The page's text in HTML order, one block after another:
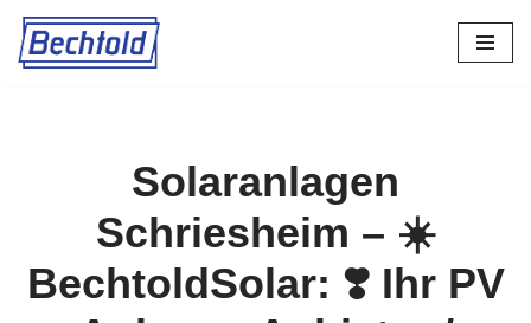
Zum
Solaranlagen
Schriesheim – ☀️
BechtoldSolar: ❣️ Ihr PV